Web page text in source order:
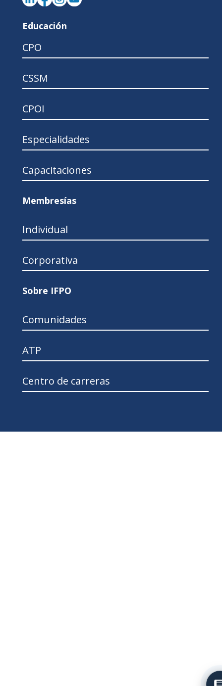
Educación
CPO
CSSM
CPOI
Especialidades
Capacitaciones
Membresías
Individual
Corporativa
Sobre IFPO
Comunidades
ATP
Centro de carreras